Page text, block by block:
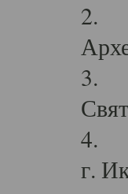
2.
3.
4.
г.